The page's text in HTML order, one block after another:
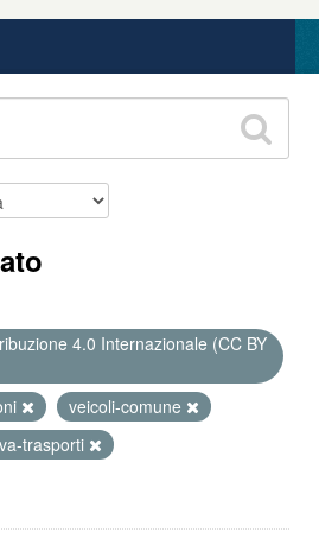
4.0 Internazionale (CC BY
veicoli-comune
trasporti